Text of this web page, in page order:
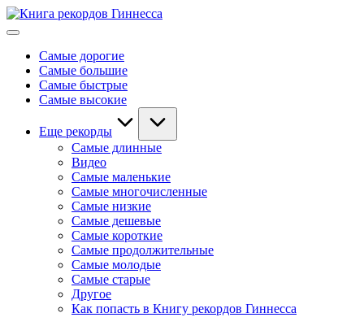
Перейти
к
Мировые
ГиннессаСамые дорогие
Самые большие
Самые быстрые
Самые высокие
Еще рекорды
Самые длинные
Видео
Самые маленькие
Самые многочисленные
Самые низкие
Самые дешевые
Самые короткие
Самые продолжительные
Самые молодые
Самые старые
Другое
Как попасть в Книгу рекордов Гиннесса